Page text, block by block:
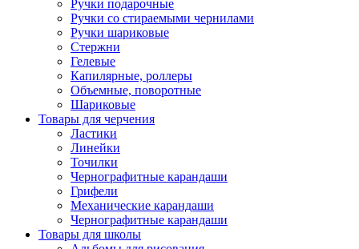
Ручки подарочные
Ручки со стираемыми чернилами
Ручки шариковые
Стержни
Гелевые
Капилярные, роллеры
Объемные, поворотные
Шариковые
Товары для черчения
Ластики
Линейки
Точилки
Чернографитные карандаши
Грифели
Механические карандаши
Чернографитные карандаши
Товары для школы